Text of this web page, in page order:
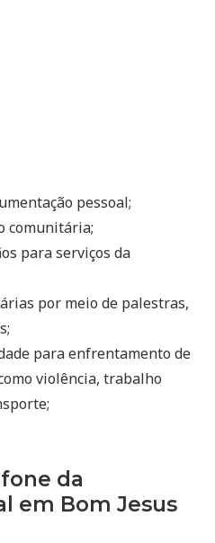
pessoal;
comunitária;
para serviços da
por meio de palestras,
para enfrentamento de
violência, trabalho
da
em Bom Jesus